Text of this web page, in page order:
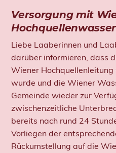
Versorgung mit
Liebe Laaberinnen und
darüber informieren, dass
Wiener
wurde und die Wiener
Gemeinde wieder zur
zwischenzeitliche
bereits nach rund 24
Vorliegen der
Rückumstellung auf die